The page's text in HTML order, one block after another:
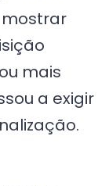
mostrar
mais
a exigir